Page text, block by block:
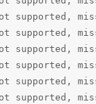
supported,
supported,
supported,
supported,
supported,
supported,